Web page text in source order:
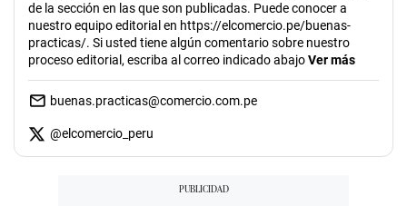
de la sección en las que son publicadas. Puede conocer a
nuestro equipo editorial en https://elcomercio.pe/buenas-
practicas/. Si usted tiene algún comentario sobre nuestro
proceso editorial, escriba al correo indicado abajoVer más
buenas.practicas@comercio.com.pe
@elcomercio_peru